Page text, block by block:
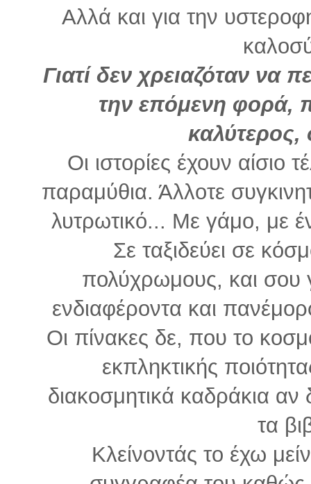
Αλλά και για την
Γιατί δεν χρειαζόταν να
την επόμενη φορά,
καλύτερος,
Οι ιστορίες έχουν
παραμύθια. Άλλοτε
λυτρωτικό... Με γάμο, με
Σε ταξιδεύει σε
πολύχρωμους, και σου
ενδιαφέροντα και
Οι πίνακες δε, που το
εκπληκτικής
διακοσμητικά καδράκια αν
τα
Κλείνοντάς το έχω